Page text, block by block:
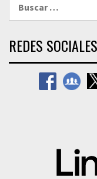
REDES SOCIALES